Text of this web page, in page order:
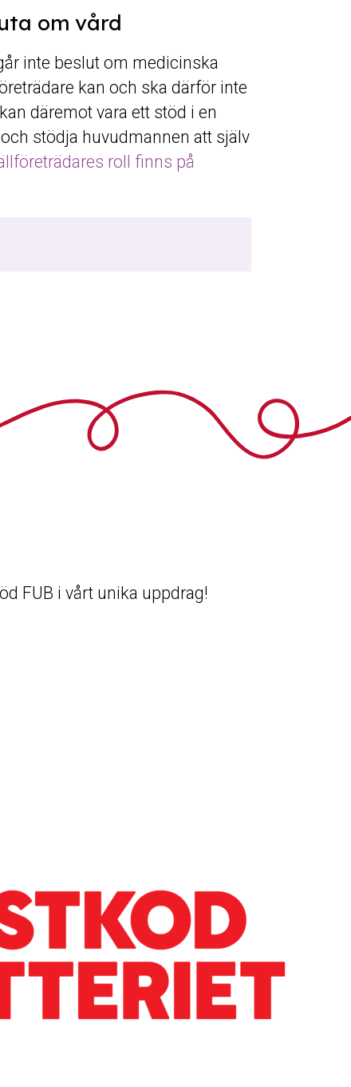
om vård
inte beslut om medicinska
kan och ska därför inte
däremot vara ett stöd i en
stödja huvudmannen att själv
roll finns på
FUB i vårt unika uppdrag!